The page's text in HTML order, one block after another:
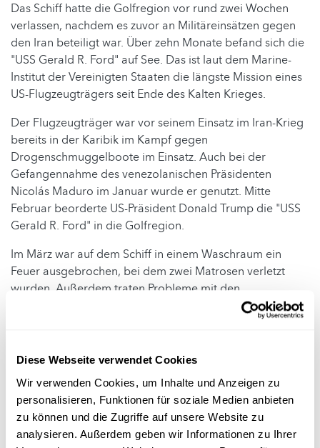
Diese Webseite verwendet Cookies
Wir verwenden Cookies, um Inhalte und Anzeigen zu
personalisieren, Funktionen für soziale Medien anbieten
zu können und die Zugriffe auf unsere Website zu
analysieren. Außerdem geben wir Informationen zu Ihrer
Das Schiff hatte die Golfregion vor rund zwei Wochen
verlassen, nachdem es zuvor an Militäreinsätzen gegen
den Iran beteiligt war. Über zehn Monate befand sich die
"USS Gerald R. Ford" auf See. Das ist laut dem Marine-
Institut der Vereinigten Staaten die längste Mission eines
US-Flugzeugträgers seit Ende des Kalten Krieges.
Der Flugzeugträger war vor seinem Einsatz im Iran-Krieg
bereits in der Karibik im Kampf gegen
Drogenschmuggelboote im Einsatz. Auch bei der
Gefangennahme des venezolanischen Präsidenten
Nicolás Maduro im Januar wurde er genutzt. Mitte
Februar beorderte US-Präsident Donald Trump die "USS
Gerald R. Ford" in die Golfregion.
Im März war auf dem Schiff in einem Waschraum ein
Feuer ausgebrochen, bei dem zwei Matrosen verletzt
wurden. Außerdem traten Probleme mit den
Sanitäranlagen auf. US-Medien berichteten von
verstopften Toiletten und langen Schlangen vor den
Nach US-Angaben vom vergangener Woche sind mit der
"USS Abraham Lincoln" und der "USS George Bush" noch
zwei US-Flugzeugträger in der Golfregion stationiert,
sowie etwa 20 weitere Schiffe der US-Marine.